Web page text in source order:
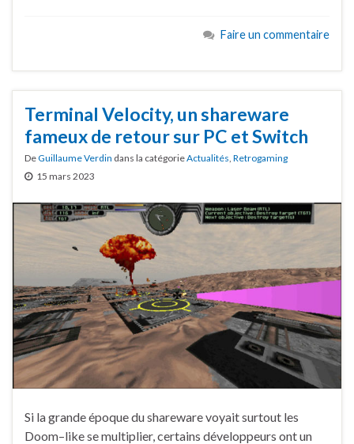
Faire un commentaire
Terminal Velocity, un shareware
fameux de retour sur PC et Switch
DeGuillaume Verdin dans la catégorieActualités, Retrogaming
15 mars 2023
Si la grande époque du shareware voyait surtout les
Doom–like se multiplier, certains développeurs ont un